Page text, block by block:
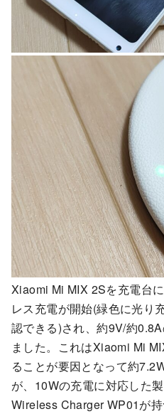
Xiaomi Mi MIX 2Sを充電台
レス充電が開始(緑色に光り
認できる)され、約9V/約
ました。これはXiaomi Mi
ることが要因となって約
が、10Wの充電に対応した
Wireless Charger WP01が